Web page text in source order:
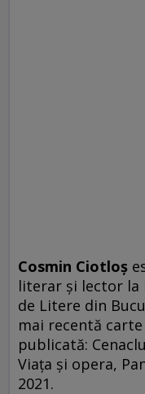
Cosmin Ciotloş
literar și lector la
de Litere din
mai recentă carte
publicată:
Viața și opera,
2021.